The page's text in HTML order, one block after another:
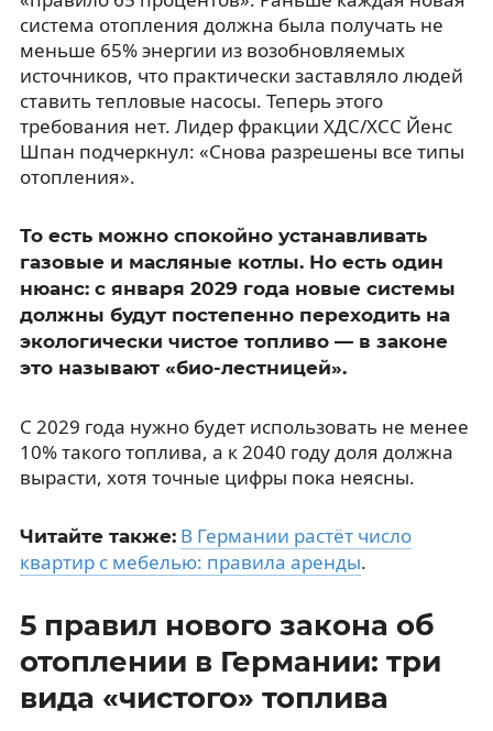
система отопления должна была получать не
меньше 65% энергии из возобновляемых
источников, что практически заставляло людей
ставить тепловые насосы. Теперь этого
требования нет. Лидер фракции ХДС/ХСС Йенс
Шпан подчеркнул: «Снова разрешены все типы
отопления».
То есть можно спокойно устанавливать
газовые и масляные котлы. Но есть один
нюанс: с января 2029 года новые системы
должны будут постепенно переходить на
экологически чистое топливо — в законе
это называют «био-лестницей».
С 2029 года нужно будет использовать не менее
10% такого топлива, а к 2040 году доля должна
вырасти, хотя точные цифры пока неясны.
Читайте также: В Германии растёт число
квартир с мебелью: правила аренды.
5 правил нового закона об
отоплении в Германии: три
вида «чистого» топлива